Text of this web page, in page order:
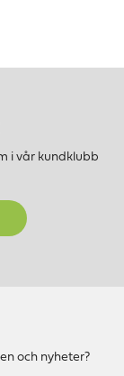
i vår kundklubb
och nyheter?